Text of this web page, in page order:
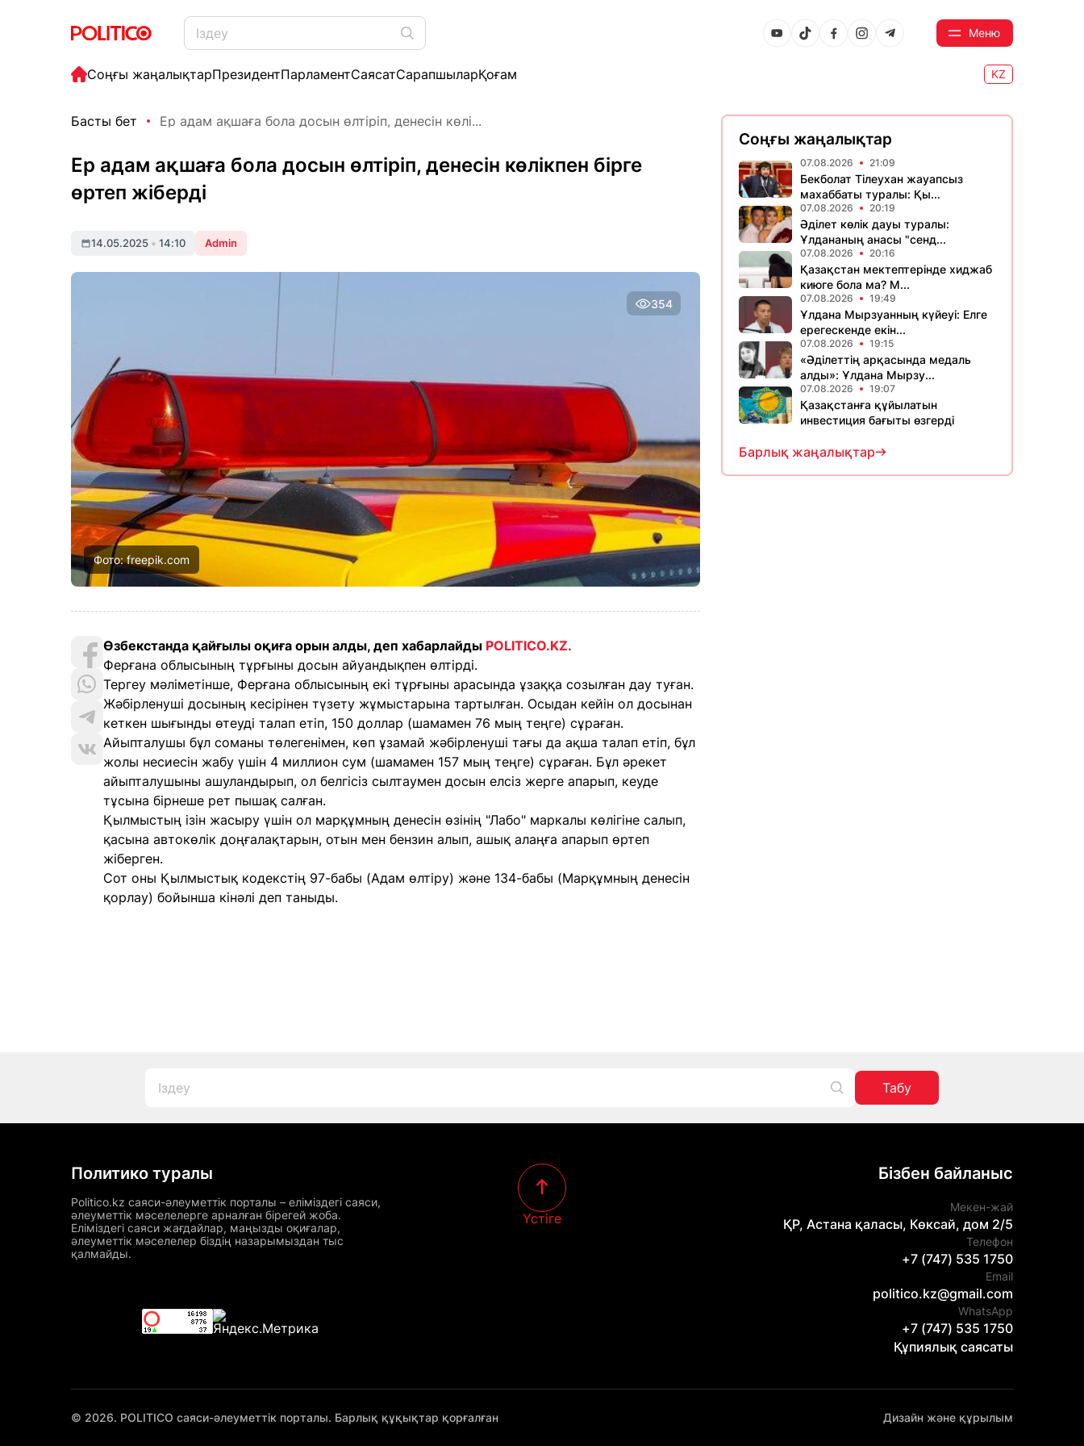
Меню
Соңғы жаңалықтарПрезидентПарламентСаясатСарапшыларҚоғам KZ
Басты бет Ер адам ақшаға бола досын өлтіріп, денесін көлі...
Ер адам ақшаға бола досын өлтіріп, денесін көлікпен бірге
өртеп жіберді
14.05.2025 • 14:10 Admin
354
Фото: freepik.com
Өзбекстанда қайғылы оқиға орын алды, деп хабарлайды POLITICO.KZ.
Ферғана облысының тұрғыны досын айуандықпен өлтірді.
Тергеу мәліметінше, Ферғана облысының екі тұрғыны арасында ұзаққа созылған дау туған.
Жәбірленуші досының кесірінен түзету жұмыстарына тартылған. Осыдан кейін ол досынан
кеткен шығынды өтеуді талап етіп, 150 доллар (шамамен 76 мың теңге) сұраған.
Айыпталушы бұл соманы төлегенімен, көп ұзамай жәбірленуші тағы да ақша талап етіп, бұл
жолы несиесін жабу үшін 4 миллион сум (шамамен 157 мың теңге) сұраған. Бұл әрекет
айыпталушыны ашуландырып, ол белгісіз сылтаумен досын елсіз жерге апарып, кеуде
тұсына бірнеше рет пышақ салған.
Қылмыстың ізін жасыру үшін ол марқұмның денесін өзінің "Лабо" маркалы көлігіне салып,
қасына автокөлік доңғалақтарын, отын мен бензин алып, ашық алаңға апарып өртеп
жіберген.
Сот оны Қылмыстық кодекстің 97-бабы (Адам өлтіру) және 134-бабы (Марқұмның денесін
қорлау) бойынша кінәлі деп таныды.
Соңғы жаңалықтар
07.08.2026 21:09
Бекболат Тілеухан жауапсыз
махаббаты туралы: Қы...
07.08.2026 20:19
Әділет көлік дауы туралы:
Ұлдананың анасы "сенд...
07.08.2026 20:16
Қазақстан мектептерінде хиджаб
киюге бола ма? М...
07.08.2026 19:49
Ұлдана Мырзуанның күйеуі: Елге
ерегескенде екін...
07.08.2026 19:15
«Әділеттің арқасында медаль
алды»: Ұлдана Мырзу...
07.08.2026 19:07
Қазақстанға құйылатын
инвестиция бағыты өзгерді
Барлық жаңалықтар
Табу
Политико туралы
Politico.kz саяси-әлеуметтік порталы – еліміздегі саяси,
әлеуметтік мәселелерге арналған бірегей жоба.
Еліміздегі саяси жағдайлар, маңызды оқиғалар,
әлеуметтік мәселелер біздің назарымыздан тыс
қалмайды.
Үстіге
Бізбен байланыс
Мекен-жай
ҚР, Астана қаласы, Көксай, дом 2/5
Телефон
+7 (747) 535 1750
Email
politico.kz@gmail.com
WhatsApp
+7 (747) 535 1750
Құпиялық саясаты
© 2026. POLITICO саяси-әлеуметтік порталы. Барлық құқықтар қорғалған Дизайн және құрылым